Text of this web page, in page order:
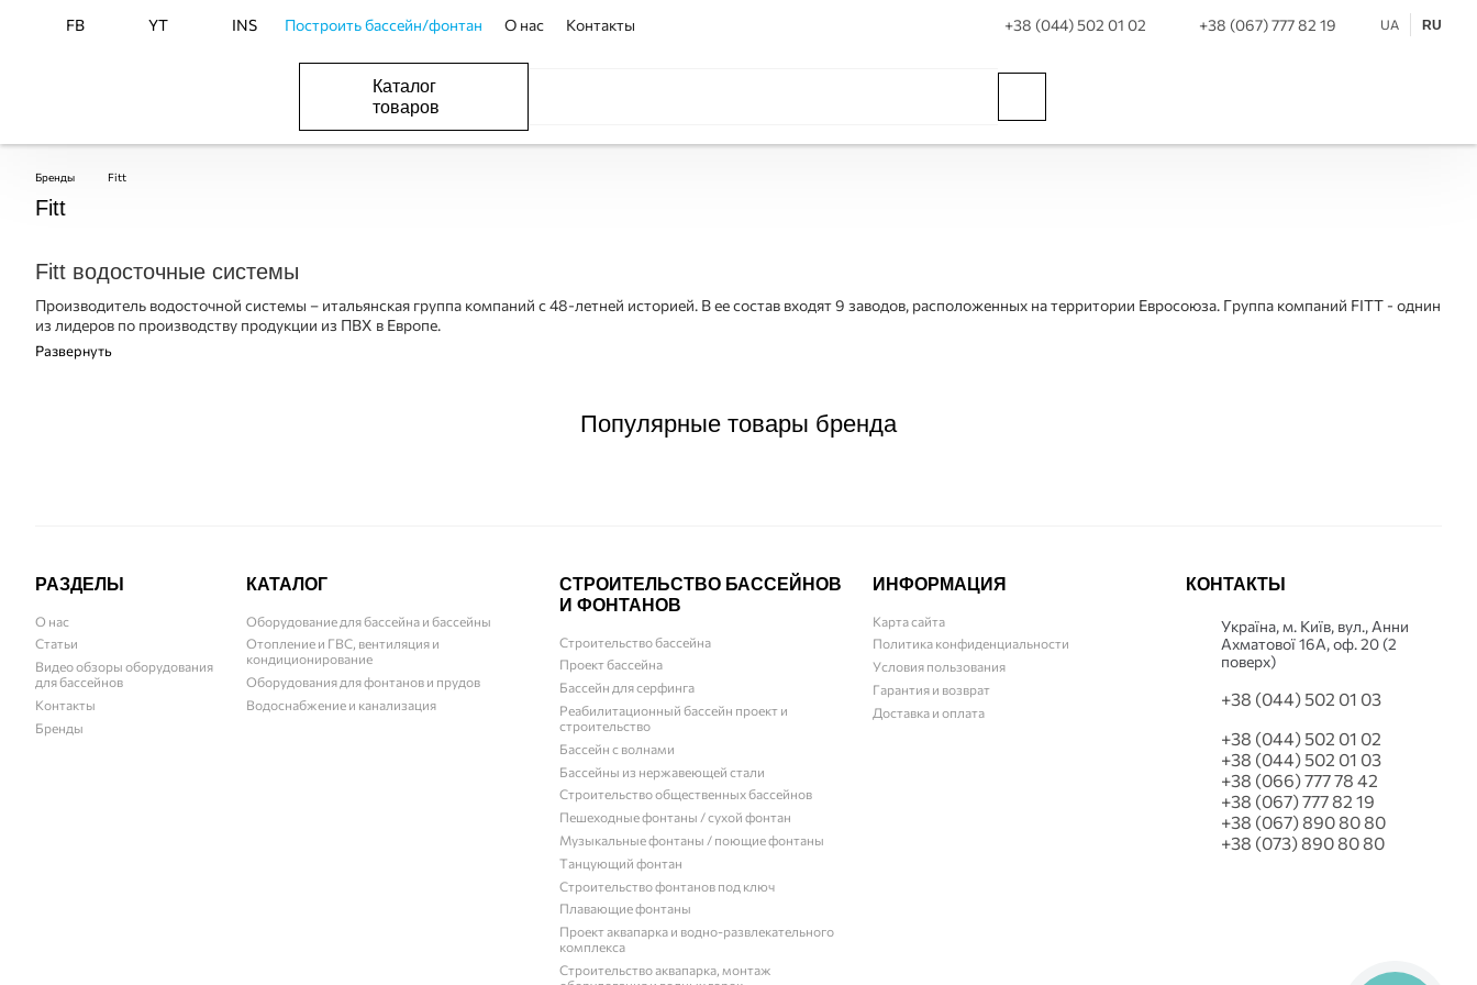
FB YT INS Построить бассейн/фонтан О нас Контакты +38 (044) 502 01 02 +38 (067) 777 82 19 UA RU
Каталог
товаров
Бренды Fitt
Fitt
Fitt водосточные системы
Производитель водосточной системы – итальянская группа компаний с 48-летней историей. В ее состав входят 9 заводов, расположенных на территории Евросоюза. Группа компаний FITT - однин
из лидеров по производству продукции из ПВХ в Европе.
Популярные товары бренда
РАЗДЕЛЫ
О нас
Статьи
Видео обзоры оборудования
для бассейнов
Контакты
Бренды
КАТАЛОГ
Оборудование для бассейна и бассейны
Отопление и ГВС, вентиляция и
кондиционирование
Оборудования для фонтанов и прудов
Водоснабжение и канализация
СТРОИТЕЛЬСТВО БАССЕЙНОВ
И ФОНТАНОВ
Строительство бассейна
Проект бассейна
Бассейн для серфинга
Реабилитационный бассейн проект и
строительство
Бассейн с волнами
Бассейны из нержавеющей стали
Строительство общественных бассейнов
Пешеходные фонтаны / сухой фонтан
Музыкальные фонтаны / поющие фонтаны
Танцующий фонтан
Строительство фонтанов под ключ
Плавающие фонтаны
Проект аквапарка и водно-развлекательного
комплекса
Строительство аквапарка, монтаж
ИНФОРМАЦИЯ
Карта сайта
Политика конфиденциальности
Условия пользования
Гарантия и возврат
Доставка и оплата
КОНТАКТЫ
Українa, м. Київ, вул., Анни
Ахматової 16А, оф. 20 (2
поверх)
+38 (044) 502 01 03
+38 (044) 502 01 02
+38 (044) 502 01 03
+38 (066) 777 78 42
+38 (067) 777 82 19
+38 (067) 890 80 80
+38 (073) 890 80 80